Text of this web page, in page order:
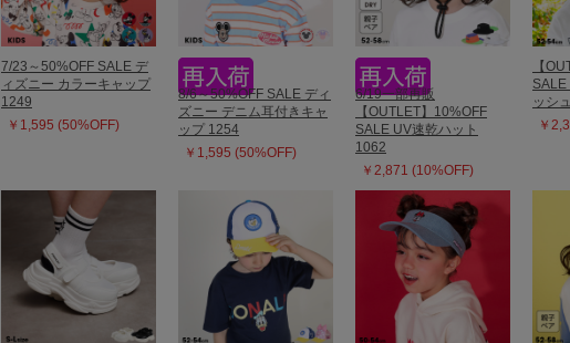
7/23～50%OFF SALE デ
ィズニー カラーキャップ
1249
￥1,595 (50%OFF)
8/6～50%OFF SALE ディ
ズニー デニム耳付きキャ
ップ 1254
￥1,595 (50%OFF)
6/19一部再販
【OUTLET】10%OFF
SALE UV速乾ハット
1062
￥2,871 (10%OFF)
【
SALE
ッシ
￥